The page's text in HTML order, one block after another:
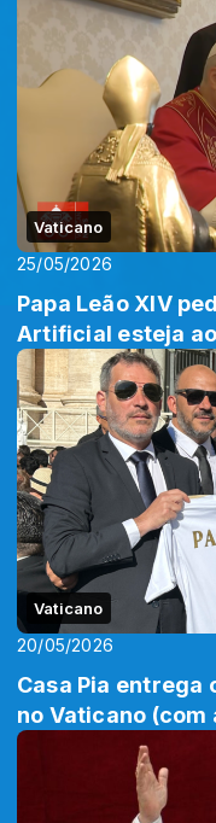
Vaticano
25/05/2026
Papa Leão XIV
Artificial esteja
Vaticano
20/05/2026
Casa Pia entrega
no Vaticano (com